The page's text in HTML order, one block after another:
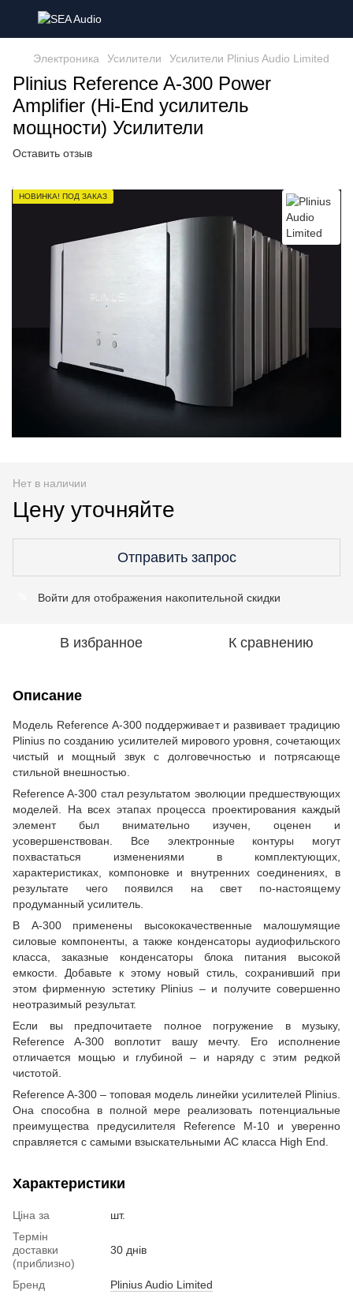
Электроника Усилители Усилители Plinius Audio Limited
Plinius Reference A-300 Power
Amplifier (Hi-End усилитель
мощности) Усилители
Оставить отзыв
НОВИНКА! ПОД ЗАКАЗ
Нет в наличии
Цену уточняйте
Отправить запрос
Войти для отображения накопительной скидки
В избранное К сравнению
Описание
Модель Reference A-300 поддерживает и развивает традицию
Plinius по созданию усилителей мирового уровня, сочетающих
чистый и мощный звук с долговечностью и потрясающе
стильной внешностью.
Reference A-300 стал результатом эволюции предшествующих
моделей. На всех этапах процесса проектирования каждый
элемент был внимательно изучен, оценен и
усовершенствован. Все электронные контуры могут
похвастаться изменениями в комплектующих,
характеристиках, компоновке и внутренних соединениях, в
результате чего появился на свет по-настоящему
продуманный усилитель.
В A-300 применены высококачественные малошумящие
силовые компоненты, а также конденсаторы аудиофильского
класса, заказные конденсаторы блока питания высокой
емкости. Добавьте к этому новый стиль, сохранивший при
этом фирменную эстетику Plinius – и получите совершенно
неотразимый результат.
Если вы предпочитаете полное погружение в музыку,
Reference A-300 воплотит вашу мечту. Его исполнение
отличается мощью и глубиной – и наряду с этим редкой
чистотой.
Reference A-300 – топовая модель линейки усилителей Plinius.
Она способна в полной мере реализовать потенциальные
преимущества предусилителя Reference M-10 и уверенно
справляется с самыми взыскательными АС класса High End.
Характеристики
Ціна за
шт.
Термін
доставки
(приблизно)
30 днів
Бренд
Plinius Audio Limited